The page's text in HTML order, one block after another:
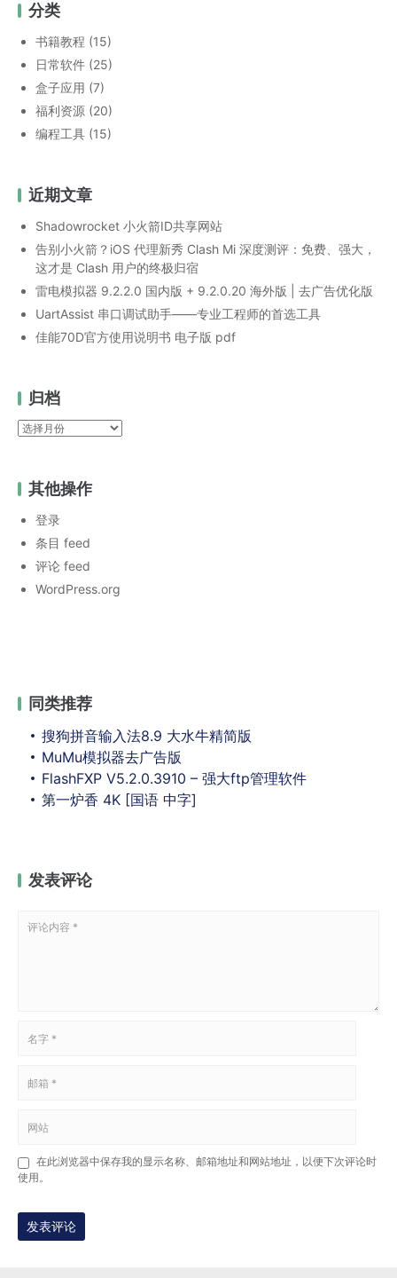
分类
书籍教程 (15)
日常软件 (25)
盒子应用 (7)
福利资源 (20)
编程工具 (15)
近期文章
Shadowrocket 小火箭ID共享网站
告别小火箭？iOS 代理新秀 Clash Mi 深度测评：免费、强大，
这才是 Clash 用户的终极归宿
雷电模拟器 9.2.2.0 国内版 + 9.2.0.20 海外版 | 去广告优化版
UartAssist 串口调试助手——专业工程师的首选工具
佳能70D官方使用说明书 电子版 pdf
归档
归
其他操作
登录
条目 feed
评论 feed
WordPress.org
同类推荐
搜狗拼音输入法8.9 大水牛精简版
MuMu模拟器去广告版
FlashFXP V5.2.0.3910 – 强大ftp管理软件
第一炉香 4K [国语 中字]
发表评论
在此浏览器中保存我的显示名称、邮箱地址和网站地址，以便下次评论时
使用。
发表评论